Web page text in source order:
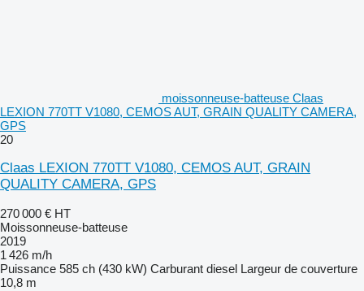
moissonneuse-batteuse Claas
LEXION 770TT V1080, CEMOS AUT, GRAIN QUALITY CAMERA,
GPS
20
Claas LEXION 770TT V1080, CEMOS AUT, GRAIN
QUALITY CAMERA, GPS
270 000 € HT
Moissonneuse-batteuse
2019
1 426 m/h
Puissance 585 ch (430 kW) Carburant diesel Largeur de couverture
10,8 m